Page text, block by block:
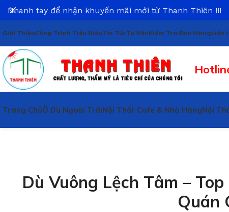
Giới ThiệuCông Trình Tiêu BiểuTin TứcTư VấnKiểm Tra Đơn HàngLiên
Trang ChủÔ Dù Ngoài TrờiNội Thất Cafe & Nhà HàngNội
Dù Vuông Lệch Tâm –
Quán
Nhanh tay để nhận khuyến mãi mới từ Thanh Thiên !!!